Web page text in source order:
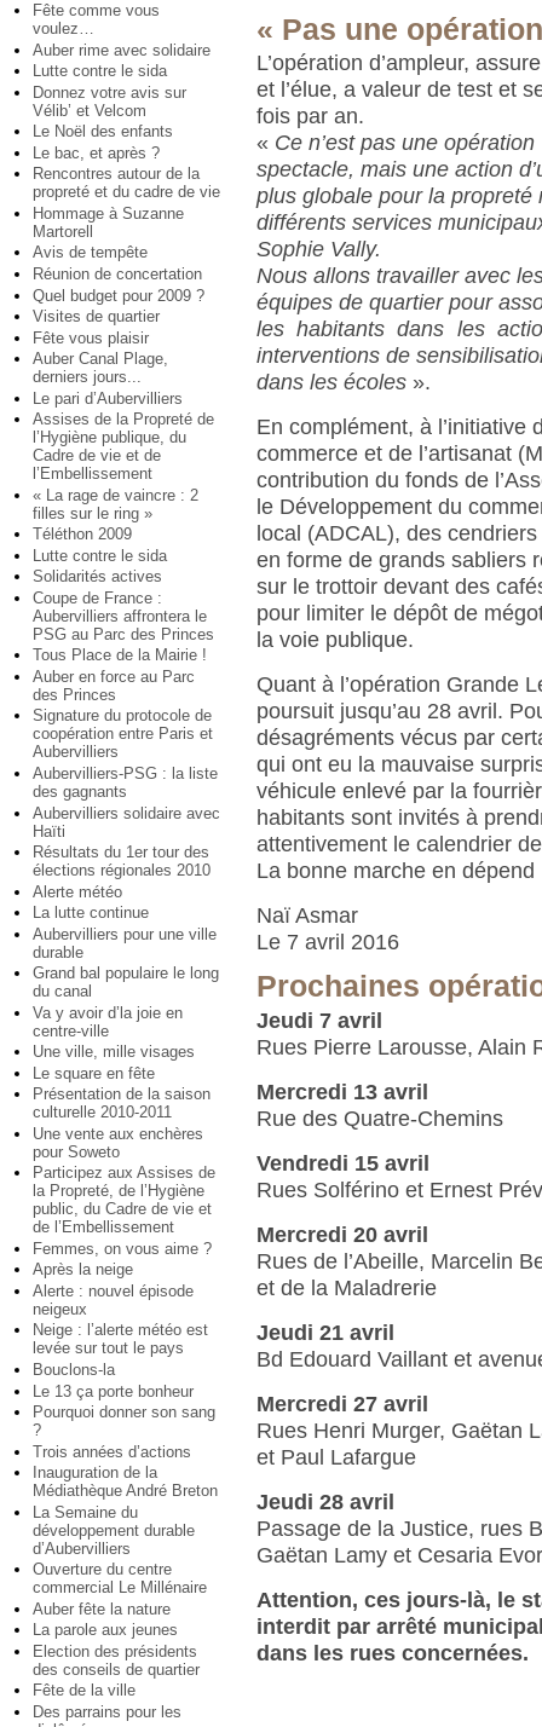
Fête comme vous
voulez…
Auber rime avec solidaire
Lutte contre le sida
Donnez votre avis sur
Vélib’ et Velcom
Le Noël des enfants
Le bac, et après ?
Rencontres autour de la
propreté et du cadre de vie
Hommage à Suzanne
Martorell
Avis de tempête
Réunion de concertation
Quel budget pour 2009 ?
Visites de quartier
Fête vous plaisir
Auber Canal Plage,
derniers jours...
Le pari d’Aubervilliers
Assises de la Propreté de
l’Hygiène publique, du
Cadre de vie et de
l’Embellissement
« La rage de vaincre : 2
filles sur le ring »
Téléthon 2009
Lutte contre le sida
Solidarités actives
Coupe de France :
Aubervilliers affrontera le
PSG au Parc des Princes
Tous Place de la Mairie !
Auber en force au Parc
des Princes
Signature du protocole de
coopération entre Paris et
Aubervilliers
Aubervilliers-PSG : la liste
des gagnants
Aubervilliers solidaire avec
Haïti
Résultats du 1er tour des
élections régionales 2010
Alerte météo
La lutte continue
Aubervilliers pour une ville
durable
Grand bal populaire le long
du canal
Va y avoir d’la joie en
centre-ville
Une ville, mille visages
Le square en fête
Présentation de la saison
culturelle 2010-2011
Une vente aux enchères
pour Soweto
Participez aux Assises de
la Propreté, de l’Hygiène
public, du Cadre de vie et
de l’Embellissement
Femmes, on vous aime ?
Après la neige
Alerte : nouvel épisode
neigeux
Neige : l’alerte météo est
levée sur tout le pays
Bouclons-la
Le 13 ça porte bonheur
Pourquoi donner son sang
?
Trois années d’actions
Inauguration de la
Médiathèque André Breton
La Semaine du
développement durable
d’Aubervilliers
Ouverture du centre
commercial Le Millénaire
Auber fête la nature
La parole aux jeunes
Election des présidents
des conseils de quartier
Fête de la ville
Des parrains pour les
« Pas une
L’opération d’ampleur,
et l’élue, a valeur de test et
fois par an.
« Ce n’est pas une opération
spectacle, mais une action
plus globale pour la propreté
différents services
Sophie Vally.
Nous allons travailler avec
équipes de quartier pour
les habitants dans les
interventions de
dans les écoles ».
En complément, à l’initiative
commerce et de l’artisanat
contribution du fonds de
le Développement du
local (ADCAL), des
en forme de grands sabliers
sur le trottoir devant des
pour limiter le dépôt de
la voie publique.
Quant à l’opération Grande
poursuit jusqu’au 28 avril.
désagréments vécus par
qui ont eu la mauvaise
véhicule enlevé par la
habitants sont invités à
attentivement le calendrier
La bonne marche en dépend
Naï Asmar
Le 7 avril 2016
Prochaines
Jeudi 7 avril
Rues Pierre Larousse, Alain
Mercredi 13 avril
Rue des Quatre-Chemins
Vendredi 15 avril
Rues Solférino et Ernest
Mercredi 20 avril
Rues de l’Abeille, Marcelin
et de la Maladrerie
Jeudi 21 avril
Bd Edouard Vaillant et
Mercredi 27 avril
Rues Henri Murger, Gaëtan
et Paul Lafargue
Jeudi 28 avril
Passage de la Justice, rues
Gaëtan Lamy et Cesaria
Attention, ces jours-là, le
interdit par arrêté
dans les rues concernées.